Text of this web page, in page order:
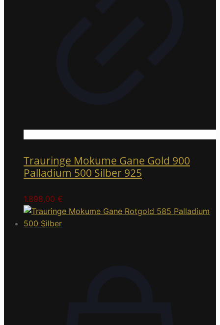
Trauringe Mokume Gane Gold 900
Palladium 500 Silber 925
1.898,00 €